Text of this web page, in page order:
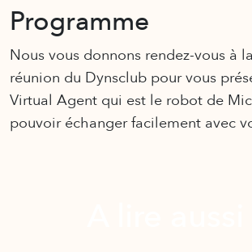
Programme
Nous vous donnons rendez-vous à
réunion du Dynsclub pour vous
Virtual Agent qui est le robot de
pouvoir échanger facilement avec